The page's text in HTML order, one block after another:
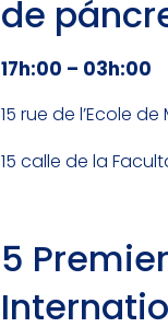
de
17h:00 – 03h:00
15 rue de l’Ecole
15 calle de la
5